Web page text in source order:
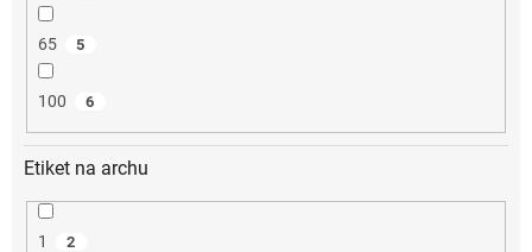
65 5
100 6
Etiket na archu
1 2